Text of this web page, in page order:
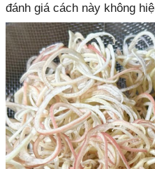
đánh giá cách này không